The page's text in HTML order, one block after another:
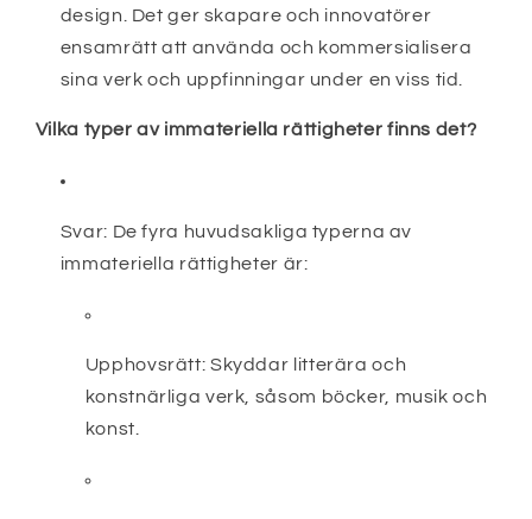
design. Det ger skapare och innovatörer
ensamrätt att använda och kommersialisera
sina verk och uppfinningar under en viss tid.
Vilka typer av immateriella rättigheter finns det?
Svar: De fyra huvudsakliga typerna av
immateriella rättigheter är:
Upphovsrätt: Skyddar litterära och
konstnärliga verk, såsom böcker, musik och
konst.